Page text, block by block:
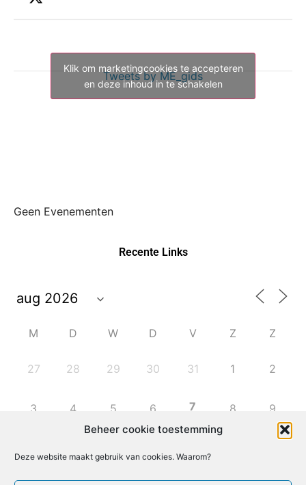
Beheer cookie toestemming
Deze website maakt gebruik van cookies. Waarom?
Tweets by ME_gids
Klik om marketingcookies te accepteren
en deze inhoud in te schakelen
Geen Evenementen
Recente Links
M D W D V Z Z
27 28 29 30 31 1 2
3 4 5 6 7 8 9